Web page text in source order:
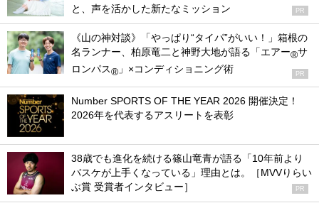
と、声を活かした新たなミッション
PR
《山の神対談》「やっぱり“タイパ”がいい！」箱根の
名ランナー、柏原竜二と神野大地が語る「エアー®サ
ロンパス® 」×コンディショニング術 PR
Number SPORTS OF THE YEAR 2026 開催決定！
2026年を代表するアスリートを表彰
38歳でも進化を続ける篠山竜青が語る「10年前より
バスケが上手くなっている」理由とは。［MVVりらい
ぶ賞 受賞者インタビュー］
PR